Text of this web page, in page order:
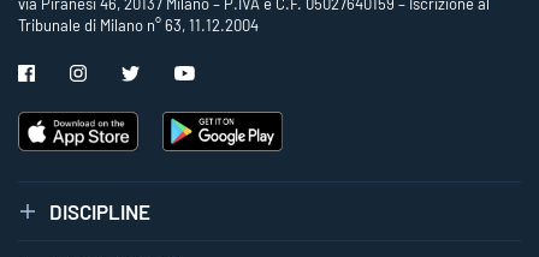
Tribunale di Milano n° 63, 11.12.2004
DISCIPLINE